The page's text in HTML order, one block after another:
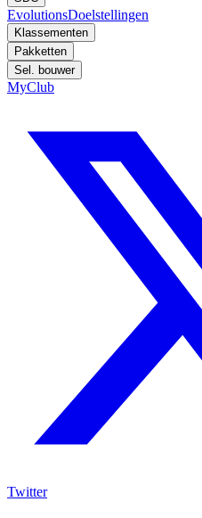
EvolutionsDoelstellingen
Klassementen
Pakketten
Sel. bouwer
MyClub
Twitter